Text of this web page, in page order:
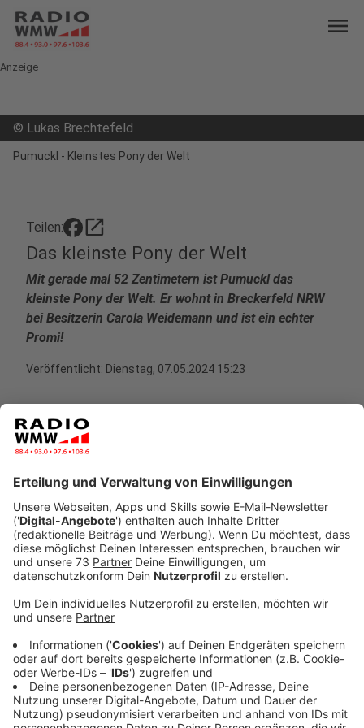
menu
Anzeige
© Lukas Brechtefeld
Pumuckl - Kleinstes Pony der Welt
Teilen: open_in_new
Das kleinste Pony der Welt
Mit gerade mal 52 Zentimetern ist Pumuckl das
kleinste Pony der Welt. Er wohnt in Breckerfeld NRW
bei Besitzerin Carola Weidemann und ist ein echter
Promi!
Veröffentlicht: Dienstag, 07.05.2024 15:23
Niedlichkeitsfaktor 1000
Anzeige
Er war zum Beispiel schon bei Late Night Berlin, bei
"Wer weiß denn sowas" von Kai Pflaume, bei RTL, Sat 1
und so weiter.... Er ist in etwa so groß wie ein kleinerer
Hund und verschwindet deshalb auch oft mal in der
Wiese, erzählt Carola. Nicht nur als Fernseh-Star ist
Pumuckl tätig, sondern auch als Therapiepferd. Er
besucht Kindergärten, Hospize oder andere
Einrichtungen. ABER: Immer mit seiner Arbeitskleidung
- seinen Söckchen. Weil er so kleine Hufen hat, rutscht